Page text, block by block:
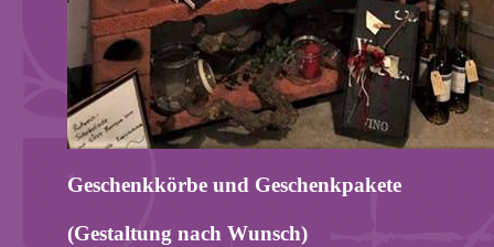
Geschenkkörbe und Geschenkpakete
(Gestaltung nach Wunsch)